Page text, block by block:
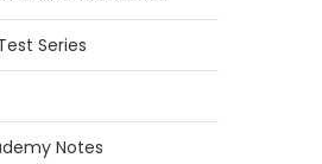
Series
Notes